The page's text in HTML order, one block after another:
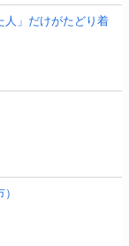
人」だけがたどり着